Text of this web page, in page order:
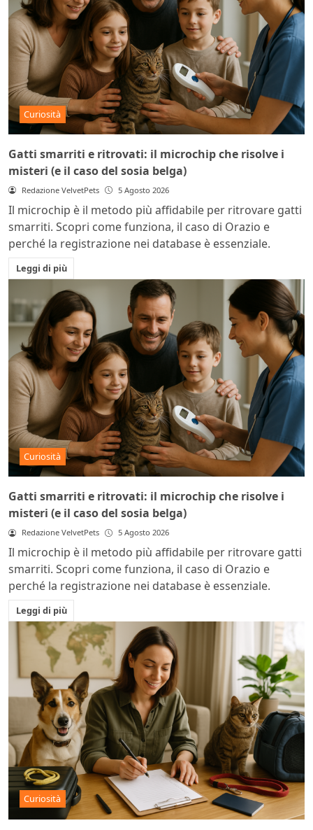
Curiosità
Gatti smarriti e ritrovati: il microchip che risolve i
misteri (e il caso del sosia belga)
Redazione VelvetPets 5 Agosto 2026
Il microchip è il metodo più affidabile per ritrovare gatti
smarriti. Scopri come funziona, il caso di Orazio e
perché la registrazione nei database è essenziale.
Leggi di più
Curiosità
Gatti smarriti e ritrovati: il microchip che risolve i
misteri (e il caso del sosia belga)
Redazione VelvetPets 5 Agosto 2026
Il microchip è il metodo più affidabile per ritrovare gatti
smarriti. Scopri come funziona, il caso di Orazio e
perché la registrazione nei database è essenziale.
Leggi di più
Curiosità